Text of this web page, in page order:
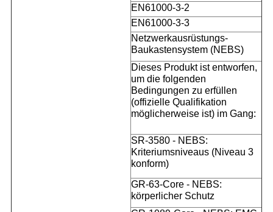
EN61000-3-2
EN61000-3-3
Netzwerkausrüstungs-
Baukastensystem (NEBS)
Dieses Produkt ist entworfen,
um die folgenden
Bedingungen zu erfüllen
(offizielle Qualifikation
möglicherweise ist) im Gang:
SR-3580 - NEBS:
Kriteriumsniveaus (Niveau 3
konform)
GR-63-Core - NEBS:
körperlicher Schutz